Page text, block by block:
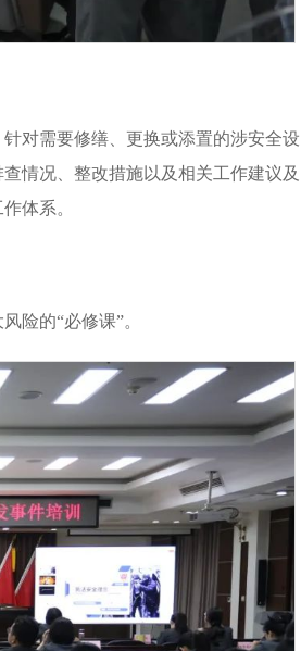
对需要修缮、更换或添置的涉安全设
情况、整改措施以及相关工作建议及
体系。
险的“必修课”。